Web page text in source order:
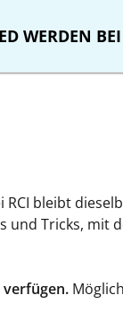
WERDEN
bleibt
Tricks, mit
verfügen.